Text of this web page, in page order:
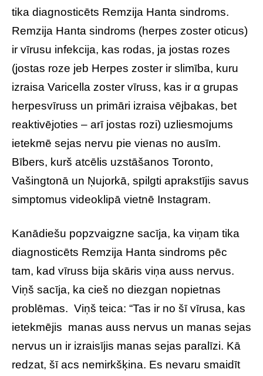
tika diagnosticēts Remzija Hanta sindroms.
Remzija Hanta sindroms (herpes zoster oticus)
ir vīrusu infekcija, kas rodas, ja jostas rozes
(jostas roze jeb Herpes zoster ir slimība, kuru
izraisa Varicella zoster vīruss, kas ir α grupas
herpesvīruss un primāri izraisa vējbakas, bet
reaktivējoties – arī jostas rozi) uzliesmojums
ietekmē sejas nervu pie vienas no ausīm.
Bībers, kurš atcēlis uzstāšanos Toronto,
Vašingtonā un Ņujorkā, spilgti aprakstījis savus
simptomus videoklipā vietnē Instagram.
Kanādiešu popzvaigzne sacīja, ka viņam tika
diagnosticēts Remzija Hanta sindroms pēc
tam, kad vīruss bija skāris viņa auss nervus.
Viņš sacīja, ka cieš no diezgan nopietnas
problēmas. Viņš teica: “Tas ir no šī vīrusa, kas
ietekmējis manas auss nervus un manas sejas
nervus un ir izraisījis manas sejas paralīzi. Kā
redzat, šī acs nemirkšķina. Es nevaru smaidīt